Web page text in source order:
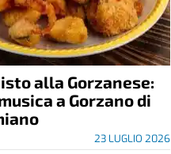
alla Gorzanese:
a Gorzano di
23 LUGLIO 2026